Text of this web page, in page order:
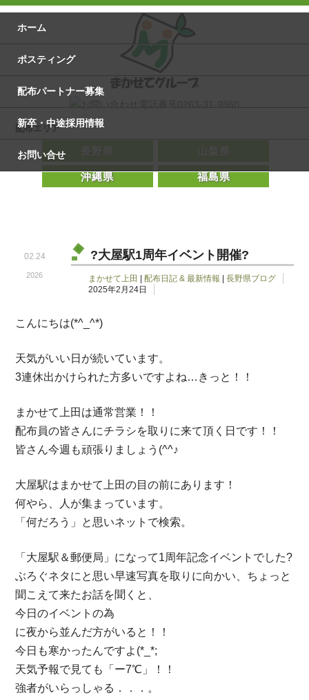
配布エリア
沖縄県 福島県
ホーム
ポスティング
配布パートナー募集
新卒・中途採用情報
お問い合せ
?大屋駅1周年イベント開催?
まかせて上田 配布日記 & 最新情報 |長野県ブログ
2025年2月24日
2026
02.24
こんにちは(*^_^*)
天気がいい日が続いています。
3連休出かけられた方多いですよね…きっと！！
まかせて上田は通常営業！！
配布員の皆さんにチラシを取りに来て頂く日です！！
皆さん今週も頑張りましょう(^^♪
大屋駅はまかせて上田の目の前にあります！
何やら、人が集まっています。
「何だろう」と思いネットで検索。
「大屋駅＆郵便局」になって1周年記念イベントでした?
ぶろぐネタにと思い早速写真を取りに向かい、ちょっと
聞こえて来たお話を聞くと、
今日のイベントの為
に夜から並んだ方がいると！！
今日も寒かったんですよ(*_*;
天気予報で見ても「ー7℃」！！
強者がいらっしゃる．．．。